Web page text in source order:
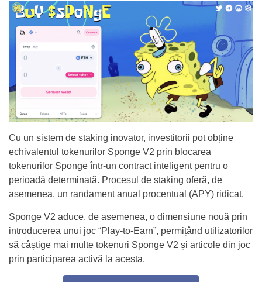
Cu un sistem de staking inovator, investitorii pot obține
echivalentul tokenurilor Sponge V2 prin blocarea
tokenurilor Sponge într-un contract inteligent pentru o
perioadă determinată. Procesul de staking oferă, de
asemenea, un randament anual procentual (APY) ridicat.
Sponge V2 aduce, de asemenea, o dimensiune nouă prin
introducerea unui joc “Play-to-Earn”, permițând utilizatorilor
să câștige mai multe tokenuri Sponge V2 și articole din joc
prin participarea activă la acesta.